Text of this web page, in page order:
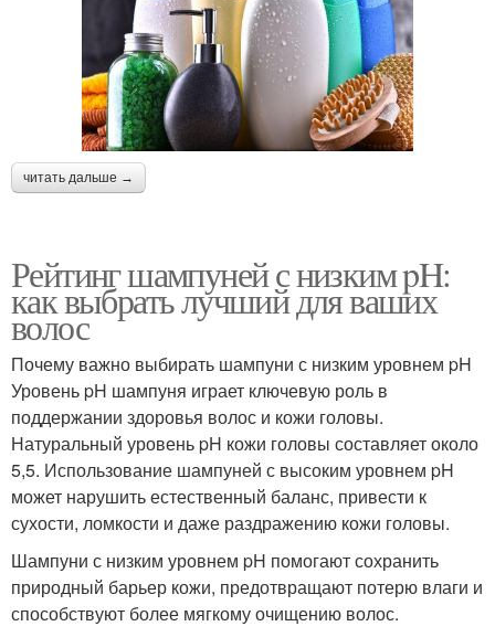
читать дальше →
Рейтинг шампуней с низким pH:
как выбрать лучший для ваших
волос
Почему важно выбирать шампуни с низким уровнем pH
Уровень pH шампуня играет ключевую роль в
поддержании здоровья волос и кожи головы.
Натуральный уровень pH кожи головы составляет около
5,5. Использование шампуней с высоким уровнем pH
может нарушить естественный баланс, привести к
сухости, ломкости и даже раздражению кожи головы.
Шампуни с низким уровнем pH помогают сохранить
природный барьер кожи, предотвращают потерю влаги и
способствуют более мягкому очищению волос.